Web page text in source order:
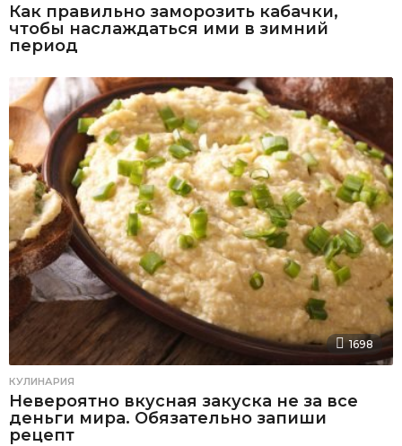
Как правильно заморозить кабачки,
чтобы наслаждаться ими в зимний
период
1698
КУЛИНАРИЯ
Невероятно вкусная закуска не за все
деньги мира. Обязательно запиши
рецепт